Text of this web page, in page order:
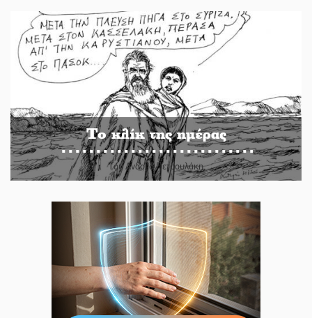
Το κλίκ της ημέρας
Του Ανδρέα Πετρουλάκη